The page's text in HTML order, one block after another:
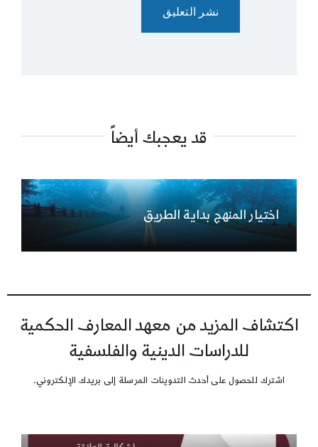
قد يعجبك أيضاً
اختيار المنهج بداية الطريق
اكتشاف المزيد من معهد المعارف الحكمية
للدراسات الدينية والفلسفية
اشترك للحصول على أحدث التدوينات المرسلة إلى بريدك الإلكتروني.